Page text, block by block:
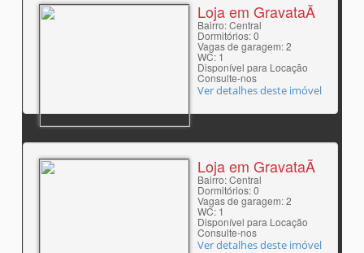
Loja em GravataÃ­
Bairro: Central
Dormitórios: 0
Vagas de garagem: 2
WC: 1
Disponível para Locação
Consulte-nos
Ver detalhes deste imóvel
Loja em GravataÃ­
Bairro: Central
Dormitórios: 0
Vagas de garagem: 2
WC: 1
Disponível para Locação
Consulte-nos
Ver detalhes deste imóvel